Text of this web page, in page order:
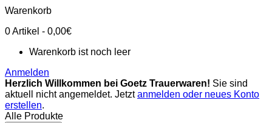
Warenkorb
0Artikel - 0,00€
Warenkorb ist noch leer
Anmelden
Herzlich Willkommen bei Goetz Trauerwaren! Sie sind
aktuell nicht angemeldet. Jetztanmelden oder neues Konto
erstellen.
Alle Produkte